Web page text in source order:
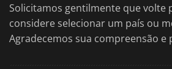
Solicitamos gentilmente que volte
considere selecionar um país ou
Agradecemos sua compreensão e